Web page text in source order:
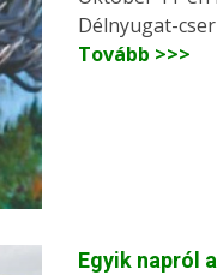
Délnyugat-
Tovább >>>
Egyik napról